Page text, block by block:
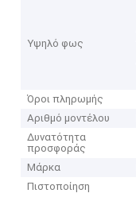
Υψηλό φως
Όροι πληρωμής
Αριθμό μοντέλου
Δυνατότητα
προσφοράς
Μάρκα
Πιστοποίηση